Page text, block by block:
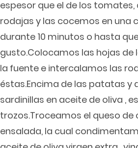
espesor que el de los
rodajas y las cocemos en una
durante 10 minutos o hasta
gusto.Colocamos las hojas
la fuente e intercalamos las
éstas.Encima de las patatas
sardinillas en aceite de oliva ,
trozos.Troceamos el queso
ensalada, la cual